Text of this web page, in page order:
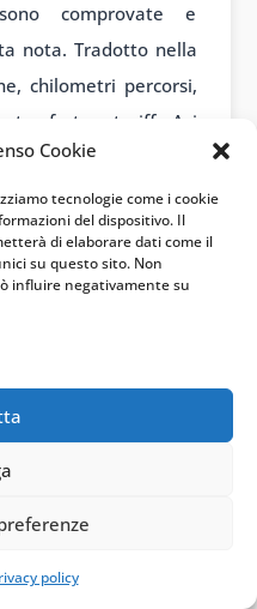
Cookie
tecnologie come i cookie
del dispositivo. Il
di elaborare dati come il
su questo sito. Non
influire negativamente su
policy
comprovate e
nota. Tradotto nella
chilometri percorsi,
trasferta e tariffa Aci
usa la
clienti fuori sede.
nell’anno e il costo
al chilometro. Il
Il percettore non